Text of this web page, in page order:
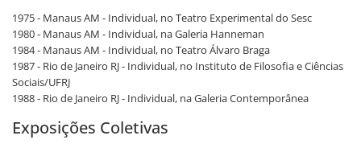
1975 - Manaus AM - Individual, no Teatro Experimental do Sesc
1980 - Manaus AM - Individual, na Galeria Hanneman
1984 - Manaus AM - Individual, no Teatro Álvaro Braga
1987 - Rio de Janeiro RJ - Individual, no Instituto de Filosofia e Ciências
Sociais/UFRJ
1988 - Rio de Janeiro RJ - Individual, na Galeria Contemporânea
Exposições Coletivas